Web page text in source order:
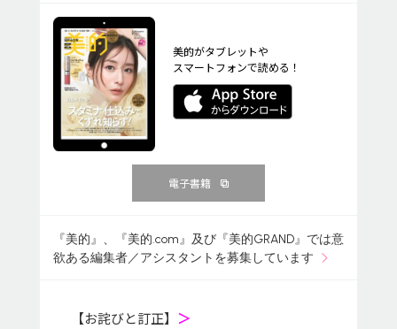
美的がタブレットや
スマートフォンで読める！
電子書籍
『美的』、『美的.com』及び『美的GRAND』では意
欲ある編集者／アシスタントを募集しています
【お詫びと訂正】 ＞